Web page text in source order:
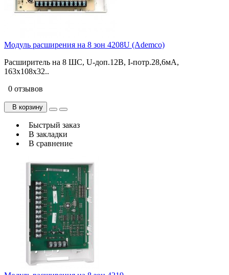
Модуль расширения на 8 зон 4208U (Ademco)
Расширитель на 8 ШС, U-доп.12В, I-потр.28,6мА,
163х108х32..
0 отзывов
В корзину
Быстрый заказ
В закладки
В сравнение